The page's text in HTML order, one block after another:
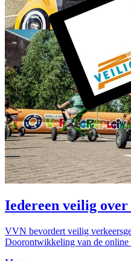
Iedereen veilig
VVN bevordert veilig
Doorontwikkeling van de